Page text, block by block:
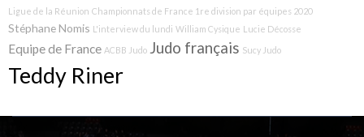
Ligue de la Réunion Championnats de France 1re division par équipes 2020
Stéphane Nomis L'interview du lundi William Cysique Lucie Décosse
Equipe de France ACBB Judo Judo français Sucy Judo
Teddy Riner